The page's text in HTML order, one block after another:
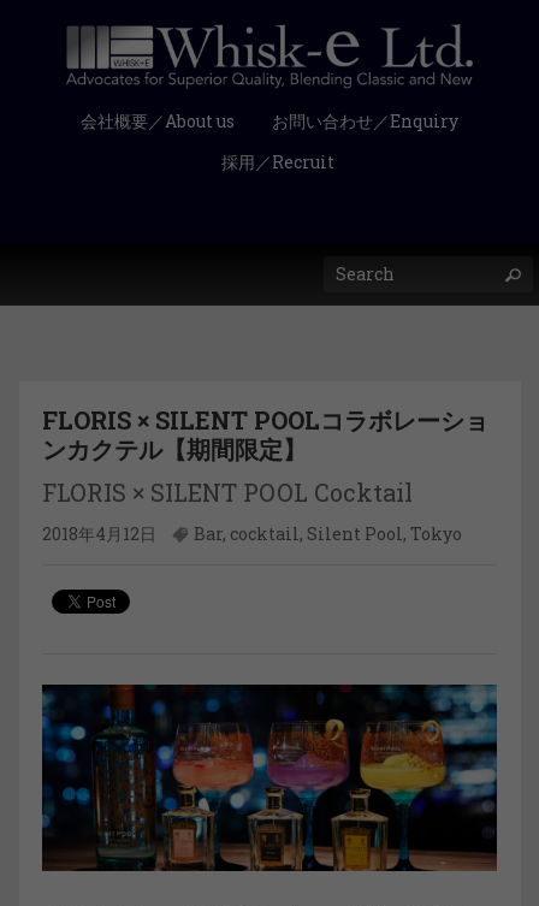
会社概要／About us
お問い合わせ／Enquiry
採用／Recruit
FLORIS × SILENT POOLコラボレーショ
ンカクテル【期間限定】
FLORIS × SILENT POOL Cocktail
2018年4月12日 Bar, cocktail , Silent Pool , Tokyo